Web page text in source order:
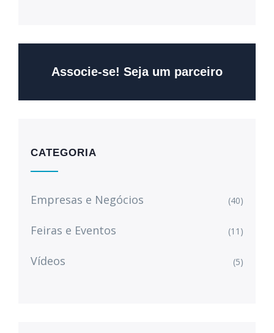
Associe-se! Seja um parceiro
CATEGORIA
Empresas e Negócios (40)
Feiras e Eventos (11)
Vídeos (5)